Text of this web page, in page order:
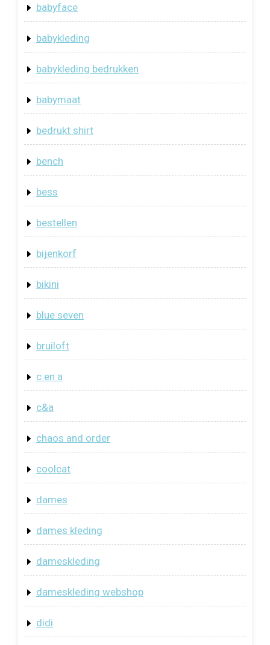
babyface
babykleding
babykleding bedrukken
babymaat
bedrukt shirt
bench
bess
bestellen
bijenkorf
bikini
blue seven
bruiloft
c en a
c&a
chaos and order
coolcat
dames
dames kleding
dameskleding
dameskleding webshop
didi